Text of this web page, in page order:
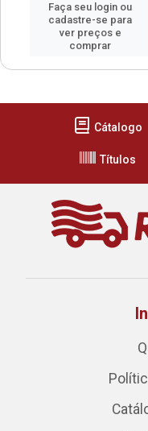
Faça seu login ou
cadastre-se para
ver preços e
comprar
Cátalogo
Títulos